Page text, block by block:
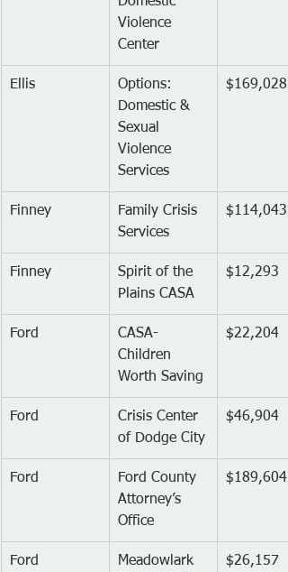
Violence
Center
Ellis
Options:
Domestic &
Sexual
Violence
Services
$169,028
Finney
Family Crisis
Services
$114,043
Finney
Spirit of the
Plains CASA
$12,293
Ford
CASA-
Children
Worth Saving
$22,204
Ford
Crisis Center
of Dodge City
$46,904
Ford
Ford County
Attorney’s
Office
$189,604
Ford
Meadowlark
$26,157